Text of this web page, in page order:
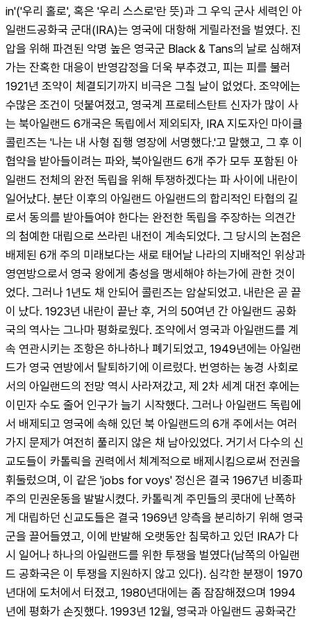
in'('우리 홀로', 혹은 '우리 스스로'란 뜻)과 그 우익 군사 세력인 아
일랜드공화국 군대(IRA)는 영국에 대항해 게릴라전을 벌였다. 진
압을 위해 파견된 악명 높은 영국군 Black & Tans의 날로 심해져
가는 잔혹한 대응이 반영감정을 더욱 부추겼고, 피는 피를 불러
1921년 조약이 체결되기까지 비극은 그칠 날이 없었다. 조약에는
수많은 조건이 덧붙여졌고, 영국계 프로테스탄트 신자가 많이 사
는 북아일랜드 6개국은 독립에서 제외되자, IRA 지도자인 마이클
콜린즈는 '나는 내 사형 집행 영장에 서명했다.'고 말했고, 그 후 이
협약을 받아들이려는 파와, 북아일랜드 6개 주가 모두 포함된 아
일랜드 전체의 완전 독립을 위해 투쟁하겠다는 파 사이에 내란이
일어났다. 분단 이후의 아일랜드 아일랜드의 합리적인 타협의 길
로서 동의를 받아들여야 한다는 완전한 독립을 주장하는 의견간
의 첨예한 대립으로 쓰라린 내전이 계속되었다. 그 당시의 논점은
배제된 6개 주의 미래보다는 새로 태어날 나라의 지배적인 위상과
영연방으로서 영국 왕에게 충성을 맹세해야 하는가에 관한 것이
었다. 그러나 1년도 채 안되어 콜린즈는 암살되었고. 내란은 곧 끝
이 났다. 1923년 내란이 끝난 후, 거의 50여년 간 아일랜드 공화
국의 역사는 그나마 평화로웠다. 조약에서 영국과 아일랜드를 계
속 연관시키는 조항은 하나하나 폐기되었고, 1949년에는 아일랜
드가 영국 연방에서 탈퇴하기에 이르렀다. 번영하는 농경 사회로
서의 아일랜드의 전망 역시 사라져갔고, 제 2차 세계 대전 후에는
이민자 수도 줄어 인구가 늘기 시작했다. 그러나 아일랜드 독립에
서 배제되고 영국에 속해 있던 북 아일랜드의 6개 주에서는 여러
가지 문제가 여전히 풀리지 않은 채 남아있었다. 거기서 다수의 신
교도들이 카톨릭을 권력에서 체계적으로 배제시킴으로써 전권을
휘둘렀으며, 이 같은 'jobs for voys' 정신은 결국 1967년 비종파
주의 민권운동을 발발시켰다. 카톨릭계 주민들의 콧대에 난폭하
게 대립하던 신교도들은 결국 1969년 양측을 분리하기 위해 영국
군을 끌어들였고, 이에 반발해 오랫동안 침묵하고 있던 IRA가 다
시 일어나 하나의 아일랜드를 위한 투쟁을 벌였다(남쪽의 아일랜
드 공화국은 이 투쟁을 지원하지 않고 있다). 심각한 분쟁이 1970
년대에 도처에서 터졌고, 1980년대에는 좀 잠잠해졌으며 1994
년에 평화가 손짓했다. 1993년 12월, 영국과 아일랜드 공화국간